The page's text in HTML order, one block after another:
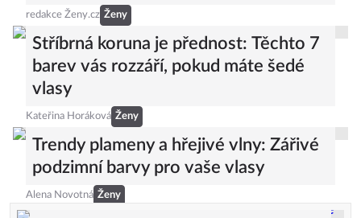
redakce Ženy.cz Ženy
Stříbrná koruna je přednost: Těchto 7
barev vás rozzáří, pokud máte šedé
vlasy
Kateřina Horáková Ženy
Trendy plameny a hřejivé vlny: Zářivé
podzimní barvy pro vaše vlasy
Alena Novotná Ženy